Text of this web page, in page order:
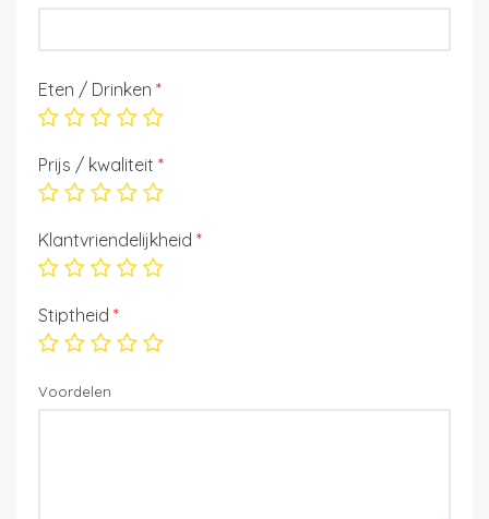
Eten / Drinken *
Prijs / kwaliteit *
Klantvriendelijkheid *
Stiptheid *
Voordelen